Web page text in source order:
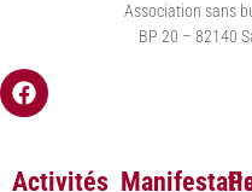
Association sans
BP 20 – 82140
Activités